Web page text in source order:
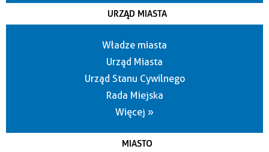
URZĄD MIASTA
Władze miasta
Urząd Miasta
Urząd Stanu Cywilnego
Rada Miejska
Więcej »
MIASTO